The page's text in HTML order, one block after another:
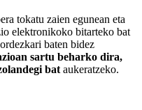
tokatu zaien egunean eta
elektronikoko bitarteko bat
baten bidez
sartu beharko dira,
bat aukeratzeko.